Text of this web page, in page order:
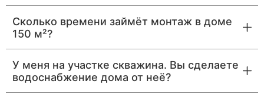
Сколько времени займёт монтаж в доме
150 м²?
У меня на участке скважина. Вы сделаете
водоснабжение дома от неё?